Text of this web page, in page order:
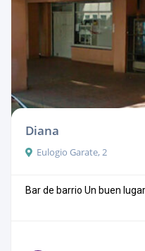
Diana
Eulogio Garate, 2
Bar de barrio Un buen